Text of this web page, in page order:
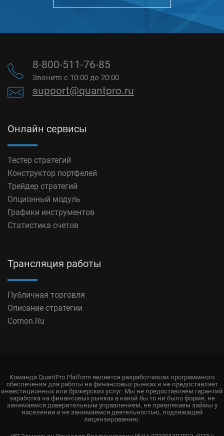
8-800-511-76-85
Звоните с 10:00 до 20:00
support@quantpro.ru
Онлайн сервисы
Тестер стратегий
Конструктор портфелей
Трейдер стратегий
Опционный модуль
Графики инструментов
Статистика счетов
Трансляция работы
Публичная торговля
Описание стратегии
Comon.Ru
Команда QuantPro Platform является разработчиком программного
обеспечения для работы на финансовых рынках и не предоставляет
инвестиционных или брокерских услуг. Мы не предоставляем гарантий
заработка на финансовых рынках в какой бы то ни было форме, не
занимаемся доверительным управлением, не привлекаем займы у
населения и не занимаемся деятельностью, подлежащей
лицензированию.